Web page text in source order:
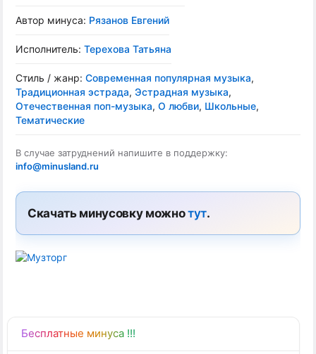
Бесплатные минуса !!!
Автор минуса: Рязанов Евгений
Исполнитель: Терехова Татьяна
Стиль / жанр: Современная популярная музыка,
Традиционная эстрада, Эстрадная музыка,
Отечественная поп-музыка, О любви, Школьные,
Тематические
В случае затруднений напишите в поддержку:
info@minusland.ru
Скачать минусовку можнотут.